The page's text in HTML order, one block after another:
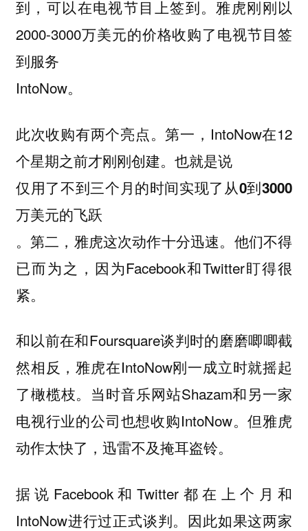
到，可以在电视节目上签到。雅虎刚刚以
2000-3000万美元的价格收购了电视节目签
到服务
IntoNow。
此次收购有两个亮点。第一，IntoNow在12
个星期之前才刚刚创建。也就是说
仅用了不到三个月的时间实现了从0到3000
万美元的飞跃
。第二，雅虎这次动作十分迅速。他们不得
已而为之，因为Facebook和Twitter盯得很
紧。
和以前在和Foursquare谈判时的磨磨唧唧截
然相反，雅虎在IntoNow刚一成立时就摇起
了橄榄枝。当时音乐网站Shazam和另一家
电视行业的公司也想收购IntoNow。但雅虎
动作太快了，迅雷不及掩耳盗铃。
据说Facebook和Twitter都在上个月和
IntoNow进行过正式谈判。因此如果这两家